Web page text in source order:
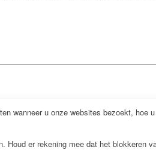
wanneer u onze websites bezoekt,
er rekening mee dat het blokkeren